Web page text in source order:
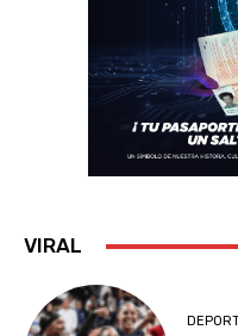
VIRAL